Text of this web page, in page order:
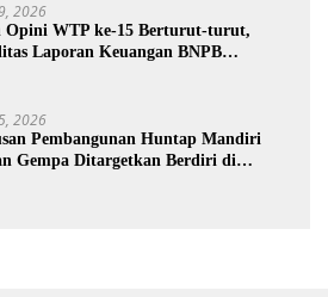
2026
Opini WTP ke-15 Berturut-turut,
Laporan Keuangan BNPB
2026
Pembangunan Huntap Mandiri
Gempa Ditargetkan Berdiri di